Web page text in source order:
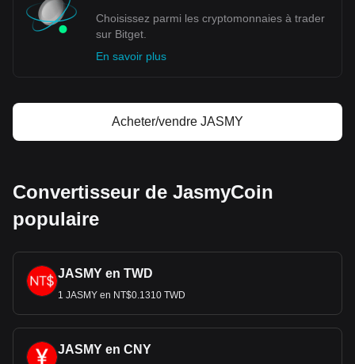
Choisissez parmi les cryptomonnaies à trader
sur Bitget.
En savoir plus
Acheter/vendre JASMY
Convertisseur de JasmyCoin
populaire
JASMY en TWD
1 JASMY en NT$0.1310 TWD
JASMY en CNY